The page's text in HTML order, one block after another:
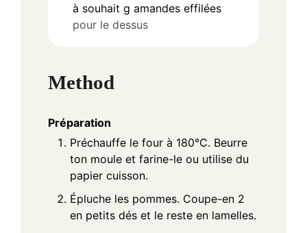
à souhait g amandes effilées
pour le dessus
Method
Préparation
Préchauffe le four à 180°C. Beurre
ton moule et farine-le ou utilise du
papier cuisson.
Épluche les pommes. Coupe-en 2
en petits dés et le reste en lamelles.